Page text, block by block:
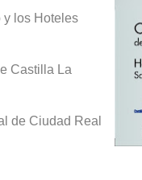
y los Hoteles
Castilla La
de Ciudad Real